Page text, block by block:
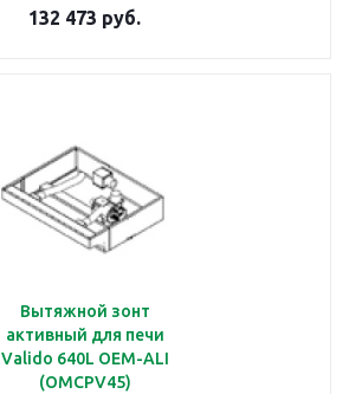
132 473 руб.
Вытяжной зонт
активный для печи
Valido 640L OEM-ALI
(OMCPV45)